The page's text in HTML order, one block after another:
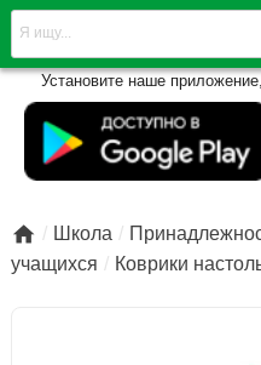
Установите наше
 Школа
учащихся
Коврики